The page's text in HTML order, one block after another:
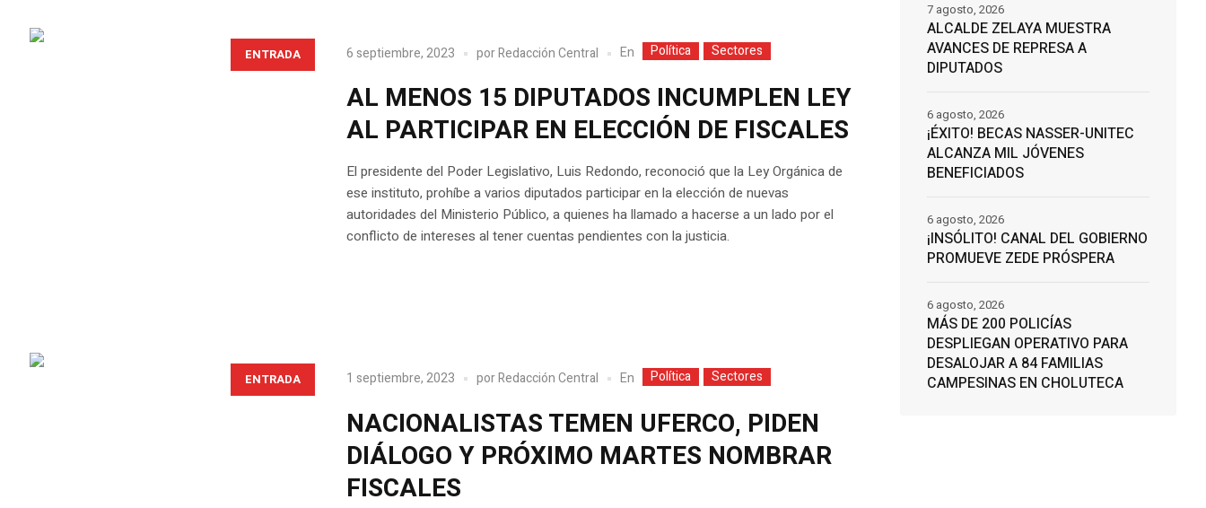
ENTRADA 6 septiembre, 2023 porRedacción Central En Política Sectores
AL MENOS 15 DIPUTADOS INCUMPLEN LEY
AL PARTICIPAR EN ELECCIÓN DE FISCALES
El presidente del Poder Legislativo, Luis Redondo, reconoció que la Ley Orgánica de
ese instituto, prohíbe a varios diputados participar en la elección de nuevas
autoridades del Ministerio Público, a quienes ha llamado a hacerse a un lado por el
conflicto de intereses al tener cuentas pendientes con la justicia.
ENTRADA 1 septiembre, 2023 porRedacción Central En Política Sectores
NACIONALISTAS TEMEN UFERCO, PIDEN
DIÁLOGO Y PRÓXIMO MARTES NOMBRAR
FISCALES
ALCALDE ZELAYA MUESTRA
AVANCES DE REPRESA A
DIPUTADOS
7 agosto, 2026
¡ÉXITO! BECAS NASSER-UNITEC
ALCANZA MIL JÓVENES
BENEFICIADOS
6 agosto, 2026
¡INSÓLITO! CANAL DEL GOBIERNO
PROMUEVE ZEDE PRÓSPERA
6 agosto, 2026
MÁS DE 200 POLICÍAS
DESPLIEGAN OPERATIVO PARA
DESALOJAR A 84 FAMILIAS
CAMPESINAS EN CHOLUTECA
6 agosto, 2026